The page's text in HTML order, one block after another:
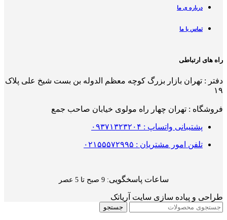
درباره ی ما
تماس با ما
راه های ارتباطی
دفتر : تهران بازار بزرگ کوچه معظم الدوله بن بست شیخ علی پلاک
۱۹
فروشگاه : تهران چهار راه مولوی خیابان صاحب جمع
پشتیبانی واتساپ : ۰۹۳۷۱۳۲۳۲۰۴
تلفن امور مشتریان : ۰۲۱۵۵۵۷۲۹۹۵
ساعات پاسخگویی: 9 صبح تا 5 عصر
طراحی و پیاده سازی سایت آریاتک
جستجو